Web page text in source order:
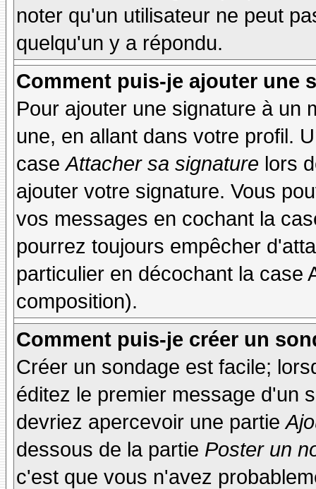
noter qu'un utilisateur ne peut
quelqu'un y a répondu.
Comment puis-je ajouter une
Pour ajouter une signature à un
une, en allant dans votre profil.
caseAttacher sa signature lors
ajouter votre signature. Vous
vos messages en cochant la
pourrez toujours empêcher
particulier en décochant la case
composition).
Comment puis-je créer un
Créer un sondage est facile;
éditez le premier message d'un
devriez apercevoir une partie
dessous de la partie Poster un
c'est que vous n'avez